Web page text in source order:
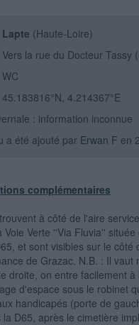
Lapte (Haute-Loire)
Vers la rue du Docteur Tassy
WC
45.183816°N, 4.214367°E
: information inconnue
a été ajouté par Erwan F en
complémentaires
à côté de l'aire
Voie Verte ''Via Fluvia''
et sont visibles sur le côté
de Grazac. N.B. : Il
droite, on entre facilement
d'espace sous le robinet
handicapés (porte de
la D65, après le cimetière